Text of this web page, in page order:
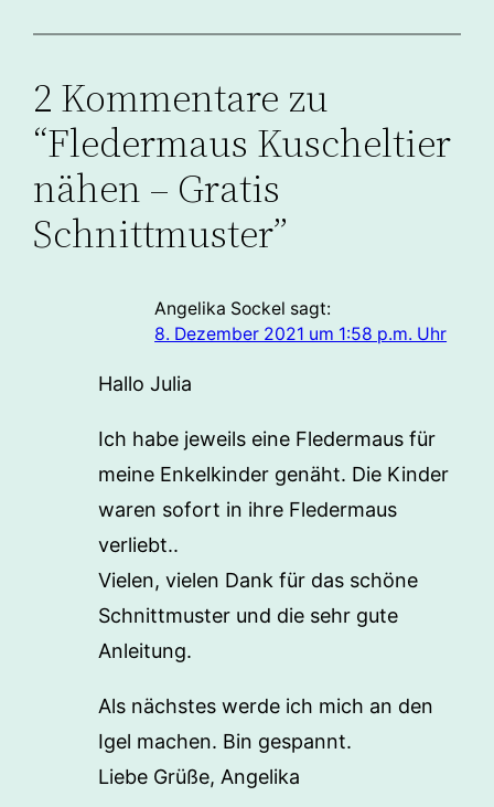
2 Kommentare zu
“Fledermaus Kuscheltier
nähen – Gratis
Schnittmuster”
Angelika Sockel sagt:
8. Dezember 2021 um 1:58 p.m. Uhr
Hallo Julia
Ich habe jeweils eine Fledermaus für
meine Enkelkinder genäht. Die Kinder
waren sofort in ihre Fledermaus
verliebt..
Vielen, vielen Dank für das schöne
Schnittmuster und die sehr gute
Anleitung.
Als nächstes werde ich mich an den
Igel machen. Bin gespannt.
Liebe Grüße, Angelika